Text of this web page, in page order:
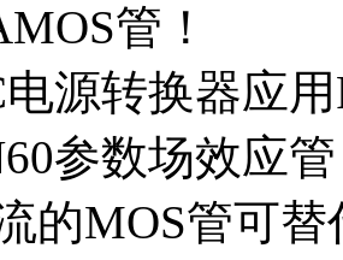
管！
源转换器应
参数场效应
的MOS管可